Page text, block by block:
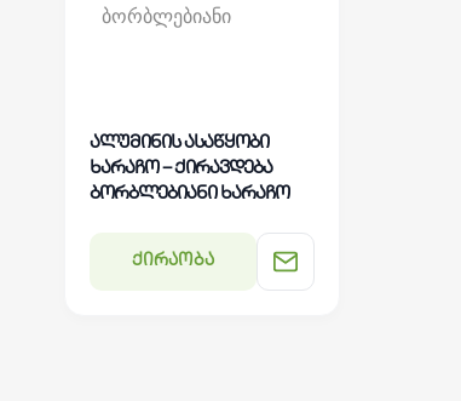
ალუმინის ასაწყობი
ხარაჩო – ქირავდება
ბორბლებიანი ხარაჩო
ქირაობა